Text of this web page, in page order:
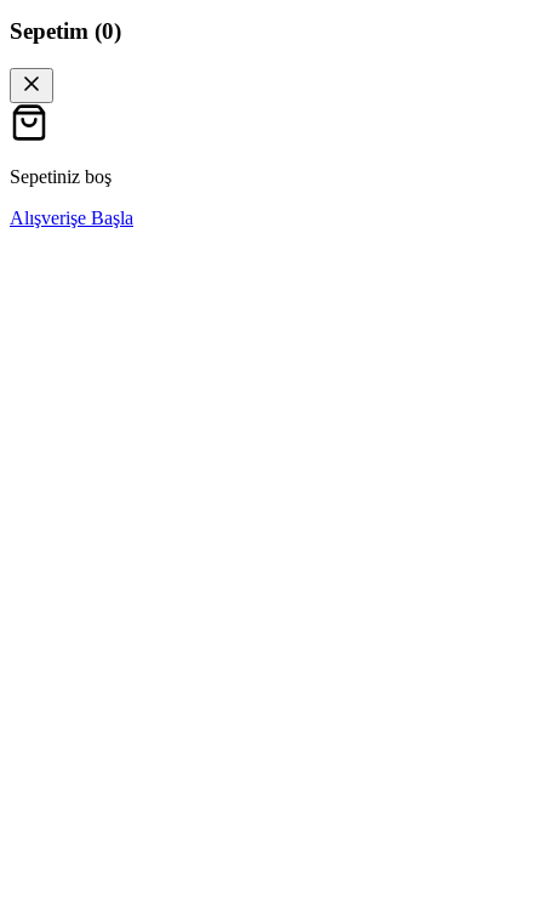
Sepetim (0)
Sepetiniz boş
Alışverişe Başla